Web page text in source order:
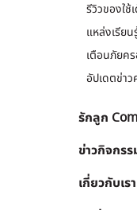
รีวิวของใช้
แหล่งเรีย
เตือนภัยค
อัปเดตข่า
รักลูก
ข่าวกิจกรร
เกี่ยวกับเรา